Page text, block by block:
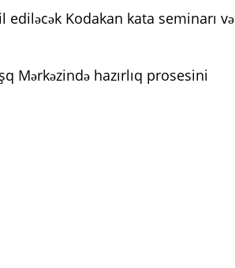
Kodakan kata seminarı və
Mərkəzində hazırlıq prosesini